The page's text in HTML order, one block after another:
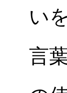
い
言